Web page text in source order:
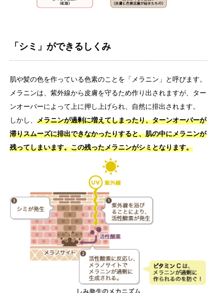
「シミ」ができるしくみ
肌や髪の色を作っている色素のことを「メラニン」と呼びます。
メラニンは、紫外線から皮膚を守るため作り出されますが、ター
ンオーバーによって上に押し上げられ、自然に排出されます。
しかし、 メラニンが過剰に増えてしまったり、ターンオーバーが
滞りスムーズに排出できなかったりすると、肌の中にメラニンが
残ってしまいます。この残ったメラニンがシミとなります。